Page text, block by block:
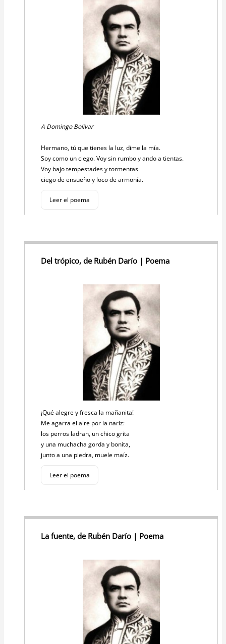
A Domingo Bolívar
Hermano, tú que tienes la luz, dime la mía.
Soy como un ciego. Voy sin rumbo y ando a tientas.
Voy bajo tempestades y tormentas
ciego de ensueño y loco de armonía.
Leer el poema
Del trópico, de Rubén Darío | Poema
¡Qué alegre y fresca la mañanita!
Me agarra el aire por la nariz:
los perros ladran, un chico grita
y una muchacha gorda y bonita,
junto a una piedra, muele maíz.
Leer el poema
La fuente, de Rubén Darío | Poema